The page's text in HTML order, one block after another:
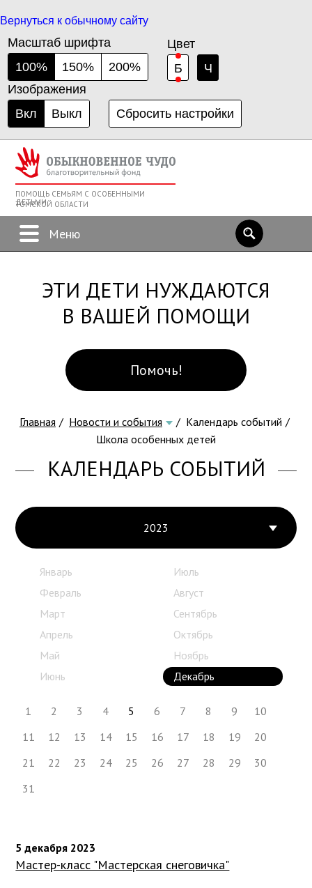
Вернуться к обычному сайту
Масштаб шрифта
100%
150% 200%
Цвет
Б
Ч
Изображения
Вкл
Выкл Сбросить настройки
ПОМОЩЬ СЕМЬЯМ С ОСОБЕННЫМИ
ДЕТЬМИ
ТОМСКОЙ ОБЛАСТИ
ЭТИ ДЕТИ НУЖДАЮТСЯ
В ВАШЕЙ ПОМОЩИ
Помочь!
Главная Новости и события
Календарь событий
Школа особенных детей
КАЛЕНДАРЬ СОБЫТИЙ
2023
Январь
Февраль
Март
Апрель
Май
Июнь
Июль
Август
Сентябрь
Октябрь
Ноябрь
Декабрь
1 2 3 4 5 6 7 8 9
10
11
12 13 14 15 16 17 18 19
20
21
22 23 24 25 26 27 28 29
30
31
5 декабря 2023
Мастер-класс "Мастерская снеговичка"